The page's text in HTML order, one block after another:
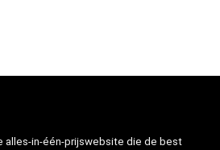
alles-in-één-prijswebsite die de best